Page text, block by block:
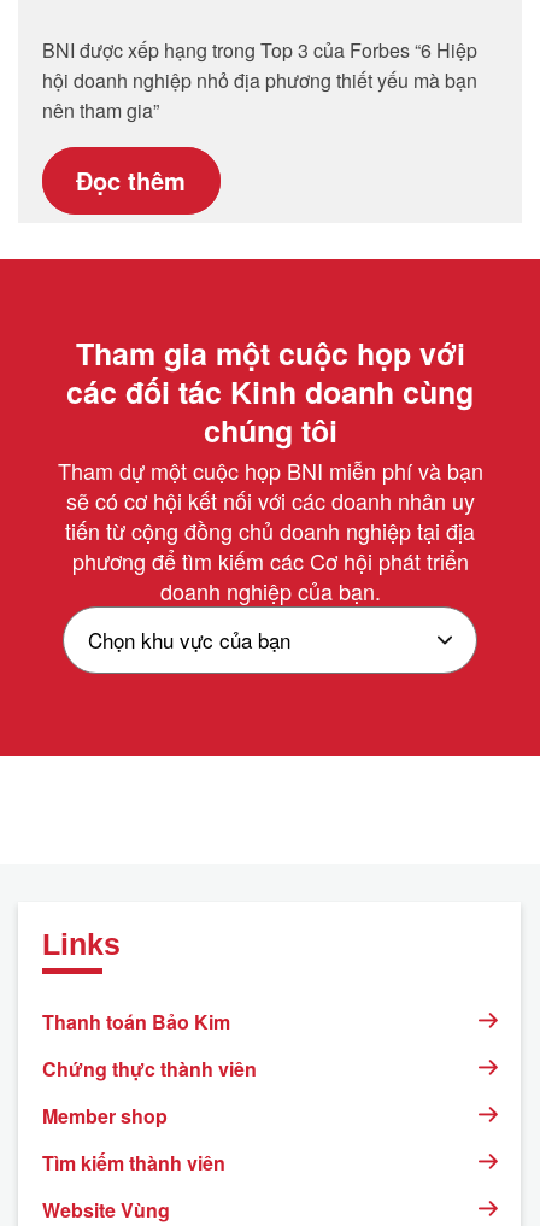
BNI được xếp hạng trong Top 3 của Forbes “6 Hiệp
hội doanh nghiệp nhỏ địa phương thiết yếu mà bạn
nên tham gia”
Đọc thêm
Tham gia một cuộc họp với
các đối tác Kinh doanh cùng
chúng tôi
Tham dự một cuộc họp BNI miễn phí và bạn
sẽ có cơ hội kết nối với các doanh nhân uy
tiến từ cộng đồng chủ doanh nghiệp tại địa
phương để tìm kiếm các Cơ hội phát triển
doanh nghiệp của bạn.
Links
Thanh toán Bảo Kim
Chứng thực thành viên
Member shop
Tìm kiếm thành viên
Website Vùng